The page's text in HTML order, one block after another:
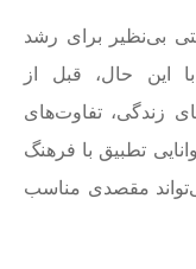
بی‌نظیر برای رشد
این حال، قبل از
زندگی، تفاوت‌های
تطبیق با فرهنگ
مقصدی مناسب